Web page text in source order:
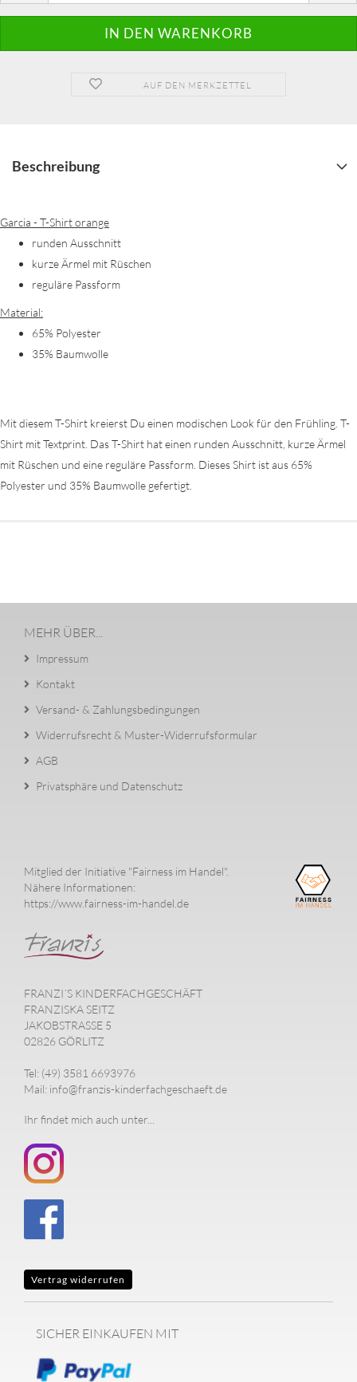
AUF DEN MERKZETTEL
Beschreibung
Garcia - T-Shirt orange
runden Ausschnitt
kurze Ärmel mit Rüschen
reguläre Passform
Material:
65% Polyester
35% Baumwolle
Mit diesem T-Shirt kreierst Du einen modischen Look für den Frühling. T-
Shirt mit Textprint. Das T-Shirt hat einen runden Ausschnitt, kurze Ärmel
mit Rüschen und eine reguläre Passform. Dieses Shirt ist aus 65%
Polyester und 35% Baumwolle gefertigt.
MEHR ÜBER...
Impressum
Kontakt
Versand- & Zahlungsbedingungen
Widerrufsrecht & Muster-Widerrufsformular
AGB
Privatsphäre und Datenschutz
Mitglied der Initiative "Fairness im Handel".
Nähere Informationen:
https://www.fairness-im-handel.de
FRANZI´S KINDERFACHGESCHÄFT
FRANZISKA SEITZ
JAKOBSTRASSE 5
02826 GÖRLITZ
Tel: (49) 3581 6693976
Mail: info@franzis-kinderfachgeschaeft.de
Ihr findet mich auch unter...
Vertrag widerrufen
SICHER EINKAUFEN MIT